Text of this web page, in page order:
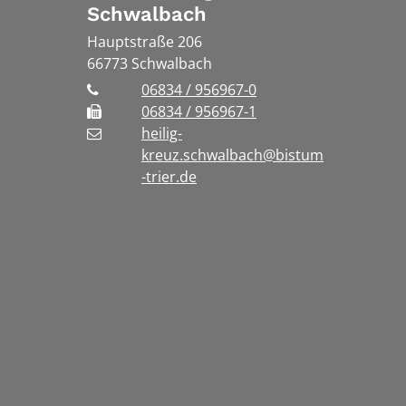
Schwalbach
Hauptstraße 206
66773 Schwalbach
06834 / 956967-0
06834 / 956967-1
heilig-
kreuz.schwalbach@bistum
-trier.de